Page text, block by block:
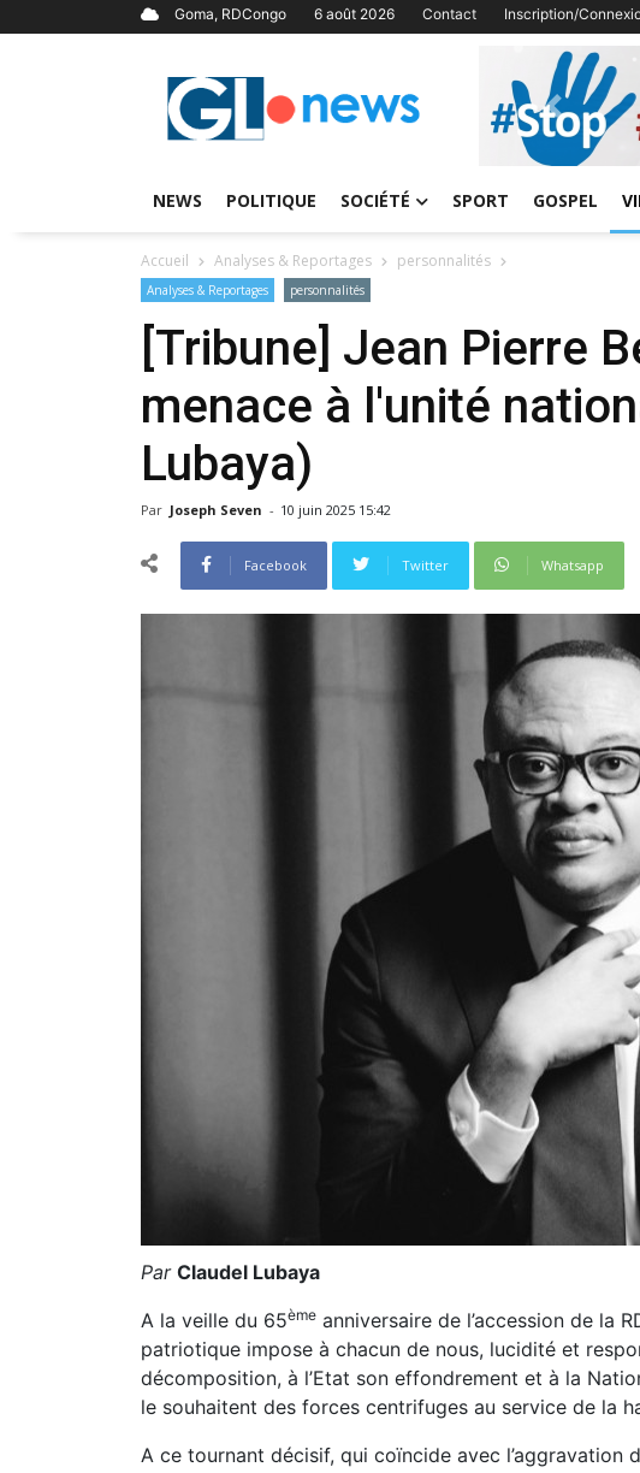
Goma, RDCongo 6 août 2026 Contact Inscription/
Previous
NEWS POLITIQUE SOCIÉTÉ SPORT GOSPEL
Accueil Analyses & Reportages personnalités
Analyses & Reportages personnalités
[Tribune] Jean Pierre
menace à l'unité
Lubaya)
Par Joseph Seven - 10 juin 2025 15:42
Facebook Twitter Whatsapp
Par Claudel Lubaya
A la veille du 65ème anniversaire de l’accession de la
patriotique impose à chacun de nous, lucidité et
décomposition, à l’Etat son effondrement et à la
le souhaitent des forces centrifuges au service de la
A ce tournant décisif, qui coïncide avec l’aggravation